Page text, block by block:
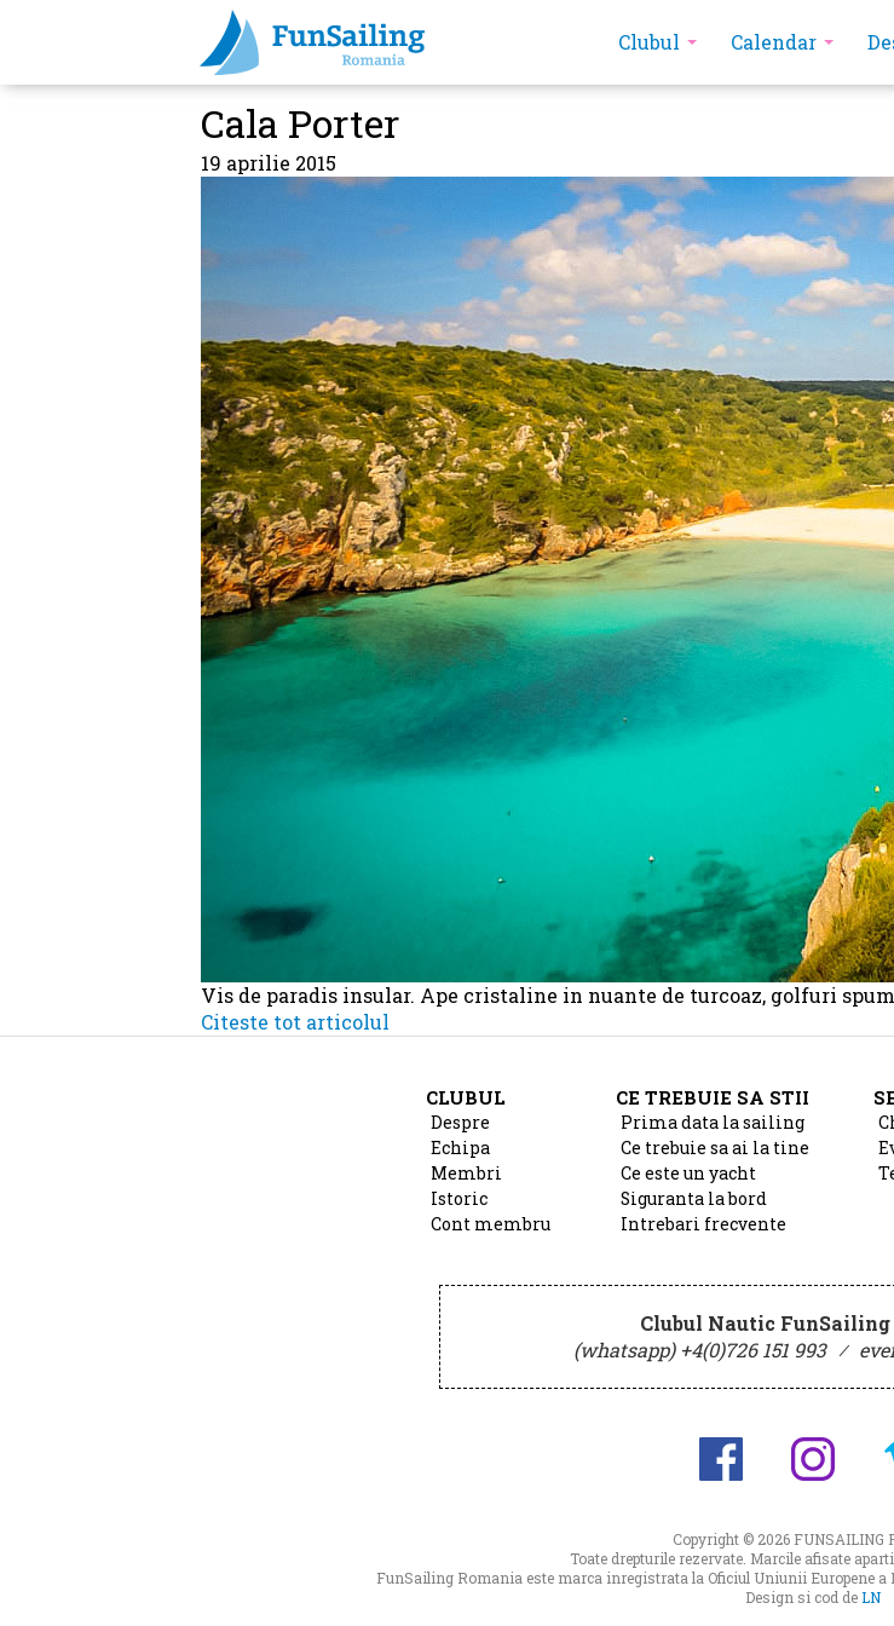
Clubul Calendar
Cala Porter
19 aprilie 2015
Vis de paradis insular. Ape cristaline in nuante de turcoaz, golfuri
Citeste tot articolul
CLUBUL
Despre
Echipa
Membri
Istoric
Cont membru
CE TREBUIE SA STII
Prima data la sailing
Ce trebuie sa ai la tine
Ce este un yacht
Siguranta la bord
Intrebari frecvente
Clubul Nautic
(whatsapp) +4(0)726 151 993 ⁄
Copyright © 2026 FUNSAILING
Toate drepturile rezervate. Marcile afisate
FunSailing Romania este marca inregistrata la Oficiul Uniunii Europene a
Design si cod deLN